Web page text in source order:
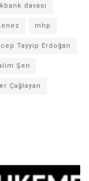
davası
mhp
Tayyip Erdoğan
Şen
Çağlayan